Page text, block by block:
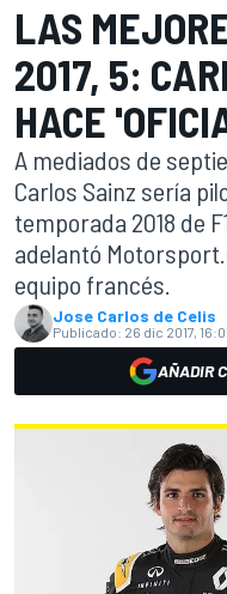
LAS
2017, 5:
HACE
A mediados de
Carlos Sainz sería
temporada 2018 de
adelantó
equipo francés.
Jose Carlos de Celis
Publicado: 26 dic 2017,
AÑADIR